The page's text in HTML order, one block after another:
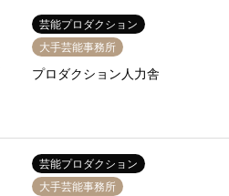
芸能プロダクション
大手芸能事務所
プロダクション人力舎
芸能プロダクション
大手芸能事務所